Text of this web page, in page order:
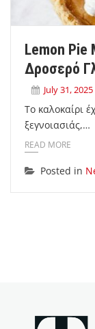
Lemon
Δροσερό
July 31, 2025
Το καλοκαίρι
ξεγνοιασιάς,…
READ MORE
Posted in